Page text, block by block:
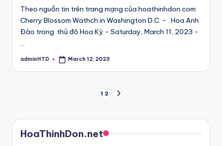
Theo nguồn tin trên trang mạng của hoathinhdon.com
Cherry Blossom Wathch in Washington D.C. - . Hoa Anh
Đào trong .thủ đô Hoa Kỳ - Saturday, March 11, 2023 -
…
Posted
adminHTD March 12, 2023
pagination
1 2
HoaThinhDon.net